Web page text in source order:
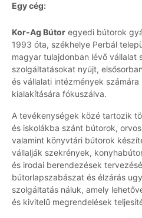
Egy cég:
Kor-Ag Bútor egyedi bútorok
1993 óta, székhelye Perbál
magyar tulajdonban lévő vállalat
szolgáltatásokat nyújt,
és vállalati intézmények
kialakítására fókuszálva.
A tevékenységek közé tartozik
és iskolákba szánt bútorok,
valamint könyvtári bútorok
vállalják szekrények,
és irodai berendezések
bútorlapszabászat és élzárás
szolgáltatás náluk, amely
és kivitelű megrendelések